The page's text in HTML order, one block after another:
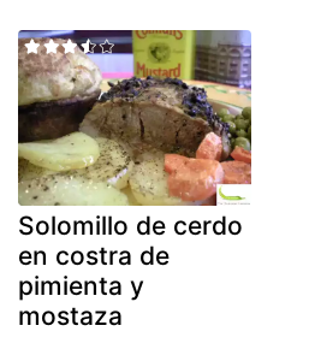
Solomillo de cerdo
en costra de
pimienta y
mostaza